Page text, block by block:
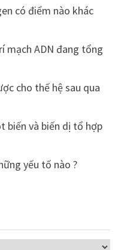
có điểm nào khác
mạch ADN đang tổng
cho thế hệ sau qua
biến và biến dị tổ hợp
yếu tố nào ?